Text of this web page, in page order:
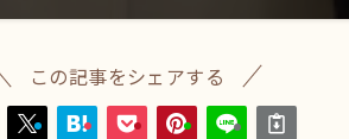
この記事をシェアする